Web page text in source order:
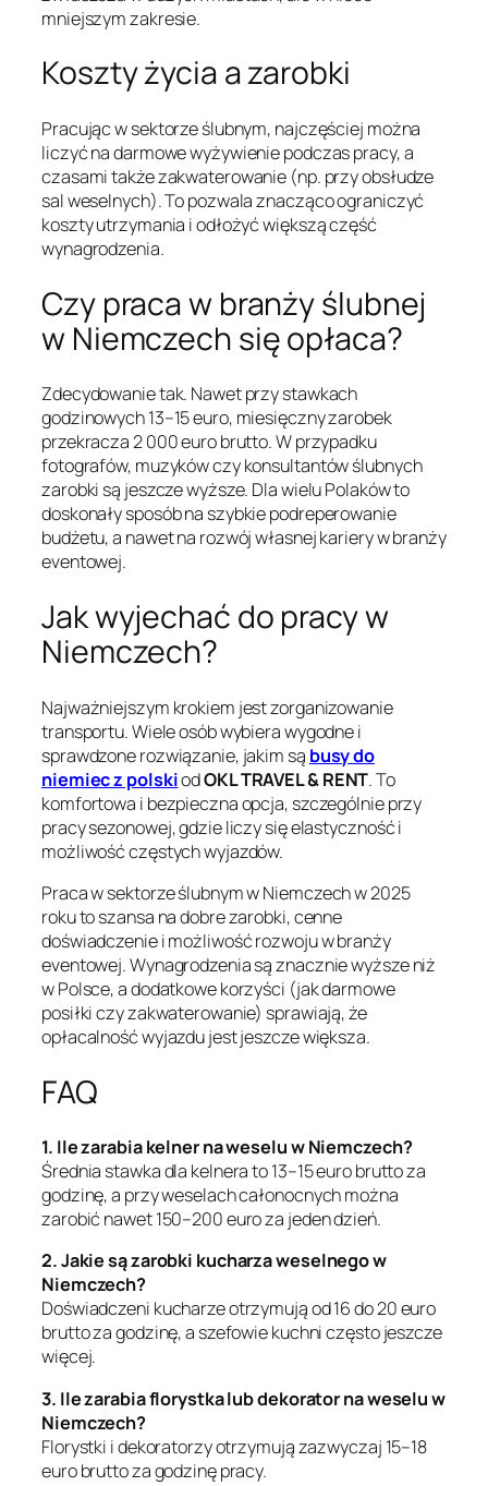
mniejszym zakresie.
Koszty życia a zarobki
Pracując w sektorze ślubnym, najczęściej można
liczyć na darmowe wyżywienie podczas pracy, a
czasami także zakwaterowanie (np. przy obsłudze
sal weselnych). To pozwala znacząco ograniczyć
koszty utrzymania i odłożyć większą część
wynagrodzenia.
Czy praca w branży ślubnej
w Niemczech się opłaca?
Zdecydowanie tak. Nawet przy stawkach
godzinowych 13–15 euro, miesięczny zarobek
przekracza 2 000 euro brutto. W przypadku
fotografów, muzyków czy konsultantów ślubnych
zarobki są jeszcze wyższe. Dla wielu Polaków to
doskonały sposób na szybkie podreperowanie
budżetu, a nawet na rozwój własnej kariery w branży
eventowej.
Jak wyjechać do pracy w
Niemczech?
Najważniejszym krokiem jest zorganizowanie
transportu. Wiele osób wybiera wygodne i
sprawdzone rozwiązanie, jakim są busy do
niemiec z polskiodOKL TRAVEL & RENT. To
komfortowa i bezpieczna opcja, szczególnie przy
pracy sezonowej, gdzie liczy się elastyczność i
możliwość częstych wyjazdów.
Praca w sektorze ślubnym w Niemczech w 2025
roku to szansa na dobre zarobki, cenne
doświadczenie i możliwość rozwoju w branży
eventowej. Wynagrodzenia są znacznie wyższe niż
w Polsce, a dodatkowe korzyści (jak darmowe
posiłki czy zakwaterowanie) sprawiają, że
opłacalność wyjazdu jest jeszcze większa.
FAQ
1. Ile zarabia kelner na weselu w Niemczech?
Średnia stawka dla kelnera to 13–15 euro brutto za
godzinę, a przy weselach całonocnych można
zarobić nawet 150–200 euro za jeden dzień.
2. Jakie są zarobki kucharza weselnego w
Niemczech?
Doświadczeni kucharze otrzymują od 16 do 20 euro
brutto za godzinę, a szefowie kuchni często jeszcze
więcej.
3. Ile zarabia florystka lub dekorator na weselu w
Niemczech?
Florystki i dekoratorzy otrzymują zazwyczaj 15–18
euro brutto za godzinę pracy.